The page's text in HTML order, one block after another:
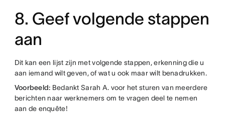
8. Geef volgende stappen
aan
Dit kan een lijst zijn met volgende stappen, erkenning die u
aan iemand wilt geven, of wat u ook maar wilt benadrukken.
Voorbeeld: Bedankt Sarah A. voor het sturen van meerdere
berichten naar werknemers om te vragen deel te nemen
aan de enquête!